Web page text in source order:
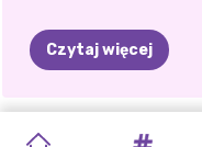
subtelnych różnic,
Pomyśl jeszcze raz! Z
jedną minutą na
Czytaj więcej
WIELKANOCNY
KRÓLOWA
TAJEMNICA